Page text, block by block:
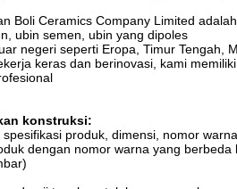
Boli Ceramics Company Limited
ubin semen, ubin yang dipoles
negeri seperti Eropa, Timur Tengah,
keras dan berinovasi, kami
konstruksi:
produk, dimensi, nomor
dengan nomor warna yang